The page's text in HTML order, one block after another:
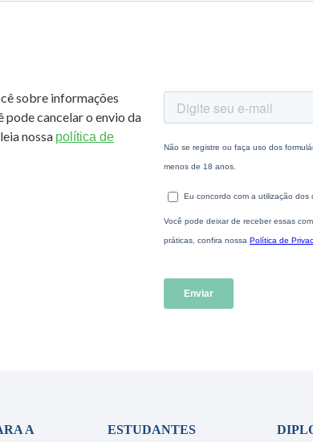
sobre informações
pode cancelar o envio da
nossa política de
A
ESTUDANTES